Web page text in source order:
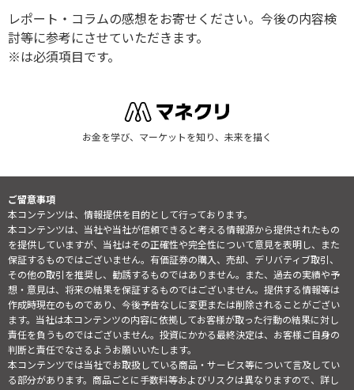
レポート・コラムの感想をお寄せください。今後の内容検
討等に参考にさせていただきます。
※は必須項目です。
お金を学び、マーケットを知り、未来を描く
ご留意事項
本コンテンツは、情報提供を目的として行っております。
本コンテンツは、当社や当社が信頼できると考える情報源から提供されたもの
を提供していますが、当社はその正確性や完全性について意見を表明し、また
保証するものではございません。有価証券の購入、売却、デリバティブ取引、
その他の取引を推奨し、勧誘するものではありません。また、過去の実績や予
想・意見は、将来の結果を保証するものではございません。提供する情報等は
作成時現在のものであり、今後予告なしに変更または削除されることがござい
ます。当社は本コンテンツの内容に依拠してお客様が取った行動の結果に対し
責任を負うものではございません。投資にかかる最終決定は、お客様ご自身の
判断と責任でなさるようお願いいたします。
本コンテンツでは当社でお取扱している商品・サービス等について言及してい
る部分があります。商品ごとに手数料等およびリスクは異なりますので、詳し